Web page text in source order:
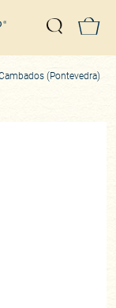
Suche
(Pontevedra)